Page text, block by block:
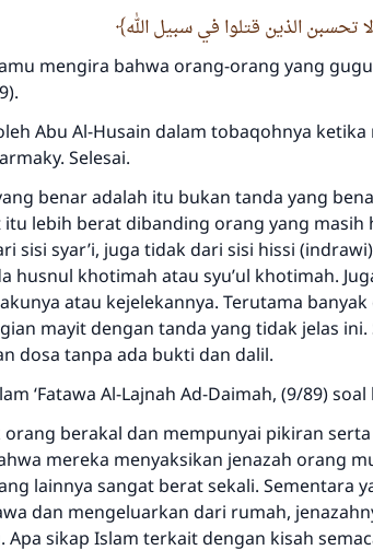
تحسبن الذين قتلوا في سبيل الله
mengira bahwa orang-orang yang
Abu Al-Husain dalam tobaqohnya
Selesai.
benar adalah itu bukan tanda yang
lebih berat dibanding orang yang masih
sisi syar’i, juga tidak dari sisi hissi
husnul khotimah atau syu’ul khotimah.
atau kejelekannya. Terutama
mayit dengan tanda yang tidak jelas
dosa tanpa ada bukti dan dalil.
‘Fatawa Al-Lajnah Ad-Daimah, (9/89)
orang berakal dan mempunyai pikiran
mereka menyaksikan jenazah orang
lainnya sangat berat sekali. Sementara
dan mengeluarkan dari rumah,
Apa sikap Islam terkait dengan kisah
Jawaban no. 110845
pernikahan.
Bantu kami dalam memberikan
Rasulullah ﷺ bersabda
"Siapa yang menunjukkan suatu
mendapatkan pahala yang sama
melakukannya"